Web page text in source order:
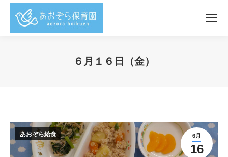
６月１６日（金）
6月
16
あおぞら給食